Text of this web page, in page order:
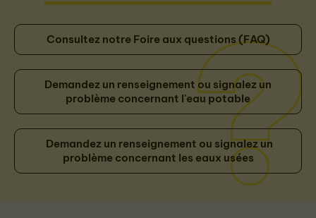
Consultez notre Foire aux questions (FAQ)
Demandez un renseignement ou signalez un
problème concernant l'eau potable
Demandez un renseignement ou signalez un
problème concernant les eaux usées